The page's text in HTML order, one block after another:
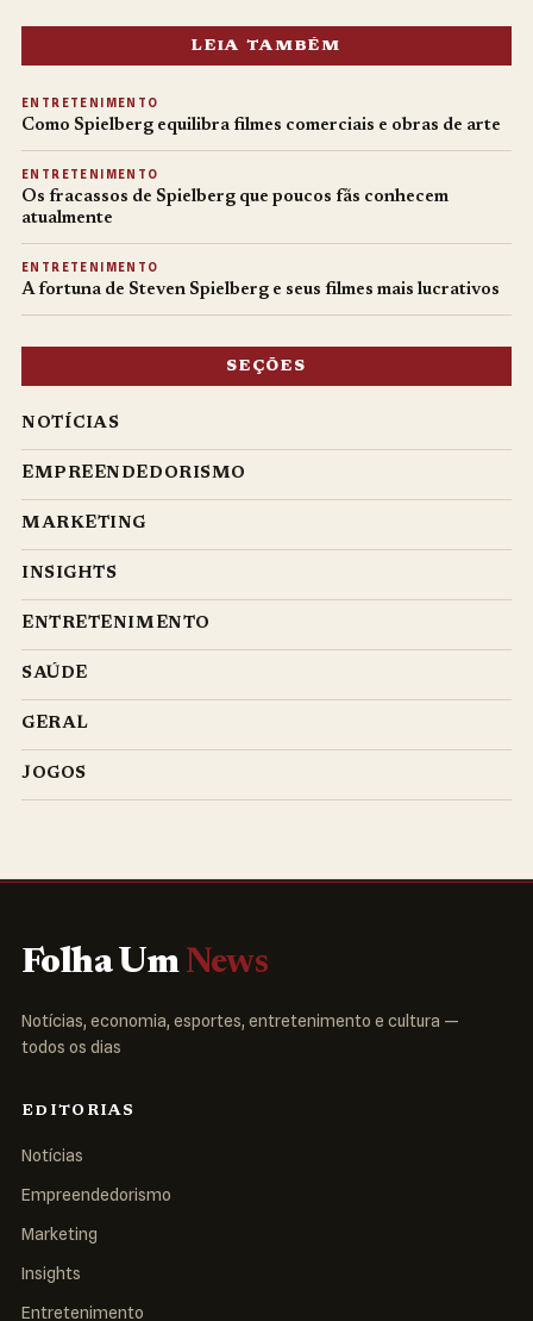
LEIA TAMBÉM
ENTRETENIMENTO
Como Spielberg equilibra filmes comerciais e obras de arte
ENTRETENIMENTO
Os fracassos de Spielberg que poucos fãs conhecem
atualmente
ENTRETENIMENTO
A fortuna de Steven Spielberg e seus filmes mais lucrativos
SEÇÕES
NOTÍCIAS
EMPREENDEDORISMO
MARKETING
INSIGHTS
ENTRETENIMENTO
SAÚDE
GERAL
JOGOS
Folha Um News
Notícias, economia, esportes, entretenimento e cultura —
todos os dias
EDITORIAS
Notícias
Empreendedorismo
Marketing
Insights
Entretenimento